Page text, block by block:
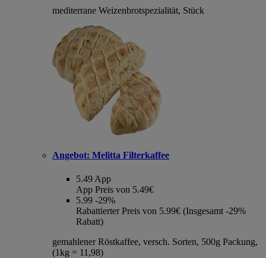
mediterrane Weizenbrotspezialität, Stück
Angebot: Melitta Filterkaffee
5.49 App
App Preis von 5.49€
5.99 -29%
Rabattierter Preis von 5.99€ (Insgesamt -29%
Rabatt)
gemahlener Röstkaffee, versch. Sorten, 500g Packung,
(1kg = 11,98)